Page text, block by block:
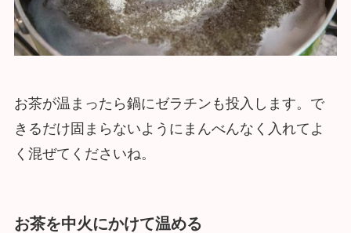
お茶が温まったら鍋にゼラチンも投入します。で
きるだけ固まらないようにまんべんなく入れてよ
く混ぜてくださいね。
お茶を中火にかけて温める